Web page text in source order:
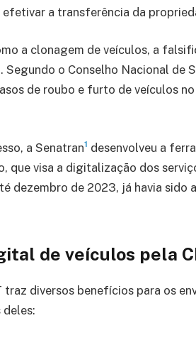
a transferência da
a clonagem de veículos, a
o Conselho Nacional de
de roubo e furto de veículos
a Senatran1 desenvolveu a
que visa a digitalização dos
dezembro de 2023, já havia sido
de veículos pela
diversos benefícios para os
deles: